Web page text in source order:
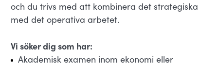
och du trivs med att kombinera det strategiska
med det operativa arbetet.
Vi söker dig som har:
Akademisk examen inom ekonomi eller